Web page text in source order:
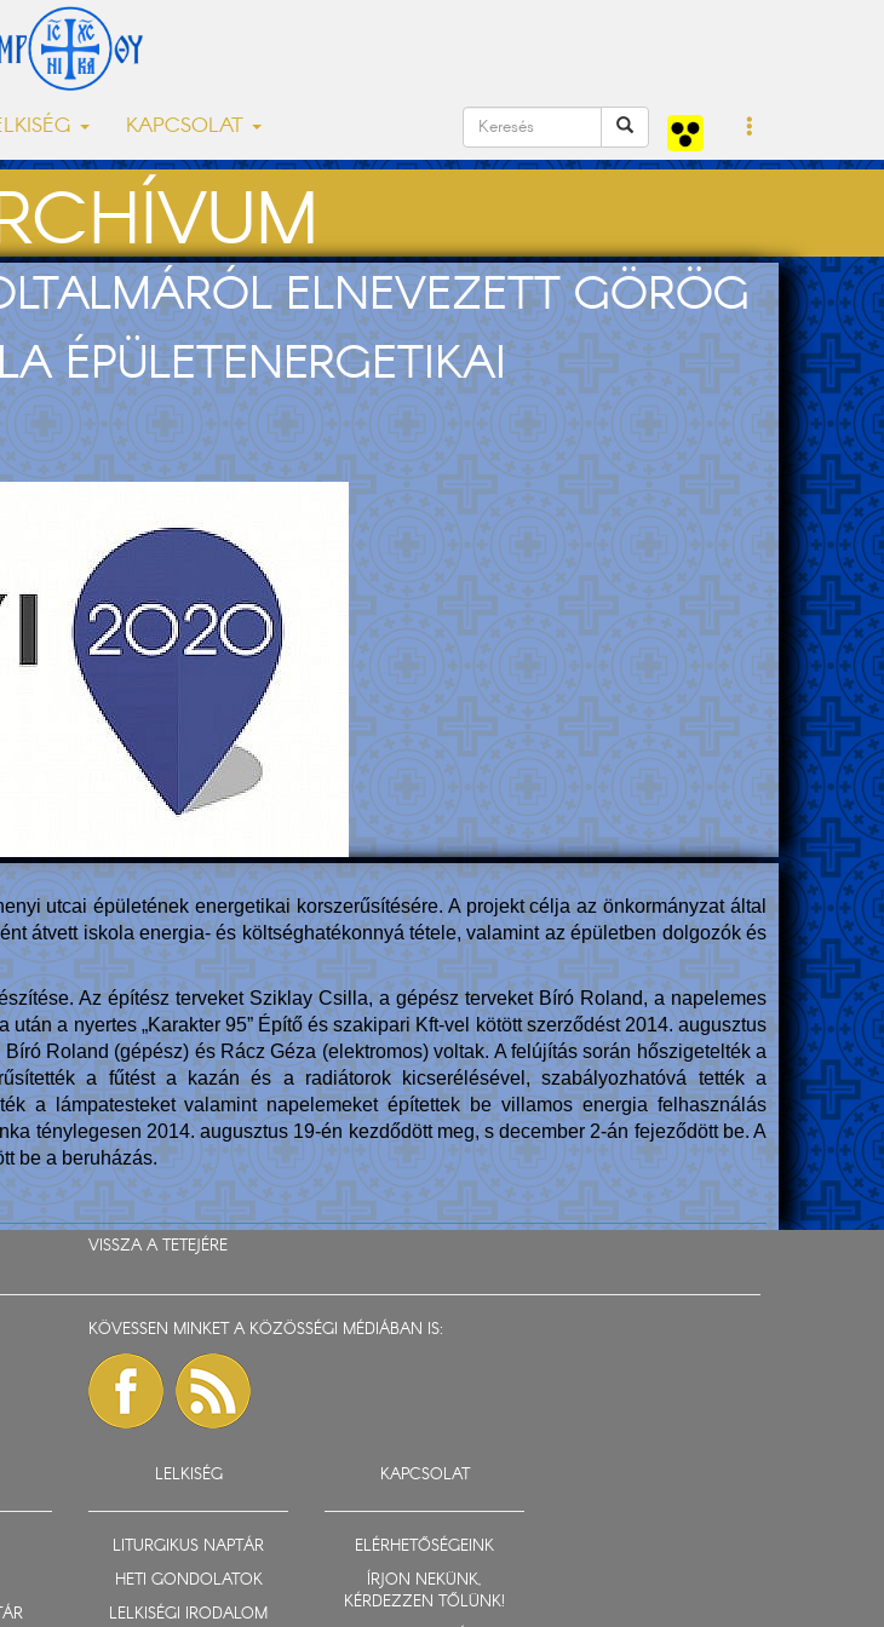
KAPCSOLAT
ELNEVEZETT GÖRÖG
ÉPÜLETENERGETIKAI
utcai épületének energetikai korszerűsítésére. A projekt célja az önkormányzat által
átvett iskola energia- és költséghatékonnyá tétele, valamint az épületben dolgozók és
Az építész terveket Sziklay Csilla, a gépész terveket Bíró Roland, a napelemes
a nyertes „Karakter 95” Építő és szakipari Kft-vel kötött szerződést 2014. augusztus
Roland (gépész) és Rácz Géza (elektromos) voltak. A felújítás során hőszigetelték a
a fűtést a kazán és a radiátorok kicserélésével, szabályozhatóvá tették a
a lámpatesteket valamint napelemeket építettek be villamos energia felhasználás
ténylegesen 2014. augusztus 19-én kezdődött meg, s december 2-án fejeződött be. A
be a beruházás.
VISSZA A TETEJÉRE
KÖVESSEN MINKET A KÖZÖSSÉGI MÉDIÁBAN IS:
LELKISÉG
LITURGIKUS NAPTÁR
HETI GONDOLATOK
LELKISÉGI IRODALOM
KAPCSOLAT
ELÉRHETŐSÉGEINK
ÍRJON NEKÜNK,
KÉRDEZZEN TŐLÜNK!